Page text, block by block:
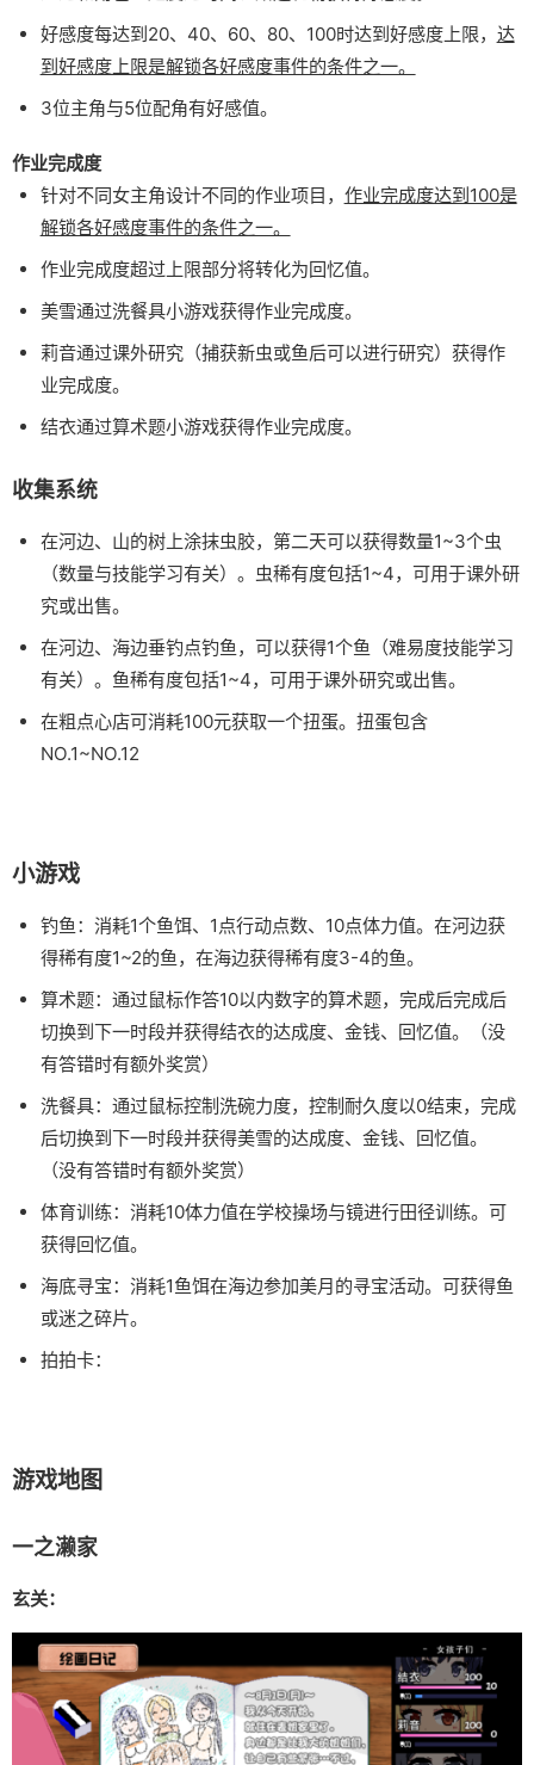
好感度每达到20、40、60、80、100时达到好感度上限， 达
到好感度上限是解锁各好感度事件的条件之一。
3位主角与5位配角有好感值。
作业完成度
针对不同女主角设计不同的作业项目， 作业完成度达到100是
解锁各好感度事件的条件之一。
作业完成度超过上限部分将转化为回忆值。
美雪通过洗餐具小游戏获得作业完成度。
莉音通过课外研究（捕获新虫或鱼后可以进行研究）获得作
业完成度。
结衣通过算术题小游戏获得作业完成度。
收集系统
在河边、山的树上涂抹虫胶，第二天可以获得数量1~3个虫
（数量与技能学习有关）。虫稀有度包括1~4，可用于课外研
究或出售。
在河边、海边垂钓点钓鱼，可以获得1个鱼（难易度技能学习
有关）。鱼稀有度包括1~4，可用于课外研究或出售。
在粗点心店可消耗100元获取一个扭蛋。扭蛋包含
NO.1~NO.12
小游戏
钓鱼：消耗1个鱼饵、1点行动点数、10点体力值。在河边获
得稀有度1~2的鱼，在海边获得稀有度3-4的鱼。
算术题：通过鼠标作答10以内数字的算术题，完成后完成后
切换到下一时段并获得结衣的达成度、金钱、回忆值。（没
有答错时有额外奖赏）
洗餐具：通过鼠标控制洗碗力度，控制耐久度以0结束，完成
后切换到下一时段并获得美雪的达成度、金钱、回忆值。
（没有答错时有额外奖赏）
体育训练：消耗10体力值在学校操场与镜进行田径训练。可
获得回忆值。
海底寻宝：消耗1鱼饵在海边参加美月的寻宝活动。可获得鱼
或迷之碎片。
拍拍卡：
游戏地图
一之濑家
玄关：